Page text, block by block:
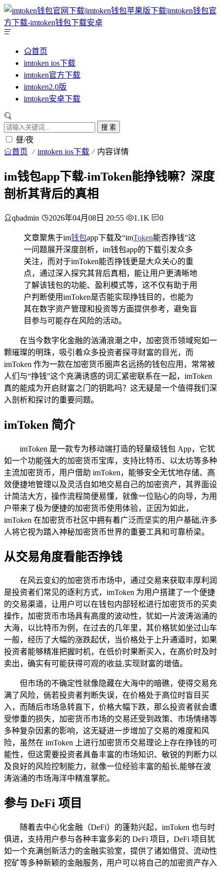
首页
imtoken ios下载
imtoken官方下载
imtoken2.0版
imtoken安卓下载
搜 索
昼/夜
首页 imtoken ios下载 内容详情
im钱包app下载-imToken能挣钱嘛？深度
剖析其背后的真相
qbadmin 2026年04月08日 20:55 1.1K 0
文章聚焦于im钱包app下载及“imToken能否挣钱”这
一问题展开深度剖析，im钱包app的下载引发众多
关注，而对于imToken能否挣钱更是大众关心的重
点，通过深入探究其背后真相，能让用户更清晰地
了解该钱包的功能、盈利模式等，这不仅有助于用
户判断使用imToken是否能实现挣钱目的，也能为
其在数字资产管理和投资等方面提供参考，避免盲
目参与可能存在风险的活动。
在当今数字化金融的汹涌浪潮之中，加密货币领域宛如一
颗璀璨的明珠，吸引着众多投资者探寻财富的目光，而
imToken 作为一款在加密货币圈声名远扬的钱包应用，常常被
人们与“挣钱”这个充满诱惑的词汇紧密联系在一起，imToken
真的能成为开启财富之门的钥匙吗？这无疑是一个值得我们深
入剖析和探讨的重要问题。
imToken 简介
imToken 是一款专为移动端打造的轻量级钱包 App，它犹
如一个功能强大的加密货币宝库，支持比特币、以太坊等多种
主流加密货币，用户借助 imToken，能够安全无忧地存储、高
效便捷地管理以及灵活自如地交易自己的加密资产，其界面设
计简洁大方，操作流程简便易懂，就像一位贴心的向导，为用
户带来了极为便捷的加密货币使用体验，正因为如此，
imToken 在加密货币社区中拥有着广泛而坚实的用户基础,许多
人将它视为踏入神秘加密货币世界的重要工具和可靠桥梁。
从交易角度看能否挣钱
在风云变幻的加密货币市场中，通过交易来获取丰厚利润
是投资者们常见的逐利方式，imToken 为用户搭建了一个便捷
的交易渠道，让用户可以在钱包内部轻松进行加密货币的买卖
操作，加密货币市场具有高度的波动性，犹如一片波涛汹涌的
大海，以比特币为例，在过去的几年里，其价格犹如坐过山车
一般，经历了大幅的涨跌起伏，当价格处于上升通道时，如果
投资者能够精准把握时机，在低价时果断买入，在高价时及时
卖出，确实有可能获得可观的收益,实现财富的增值。
但市场的不确定性就像隐藏在大海中的暗礁，使得交易充
满了风险，倘若投资者判断失误，在价格处于高位时盲目买
入，而随后市场急转直下，价格大幅下跌，那么投资者就会遭
受惨重的损失，加密货币市场的交易还受到政策、市场情绪等
多种复杂因素的影响，这无疑进一步增加了交易的难度和风
险，虽然在 imToken 上进行加密货币交易理论上存在挣钱的可
能性，但这需要投资者具备丰富的市场知识、敏锐的判断力以
及良好的风险控制能力，就像一位经验丰富的船长,能够在波
涛汹涌的市场海洋中精准掌舵。
参与 DeFi 项目
随着去中心化金融（DeFi）的蓬勃兴起，imToken 也与时
俱进，支持用户参与各种丰富多彩的 DeFi 项目，DeFi 项目犹
如一个充满创新活力的金融实验室，提供了诸如借贷、流动性
挖矿等多种新颖的金融服务，用户可以将自己的加密资产存入